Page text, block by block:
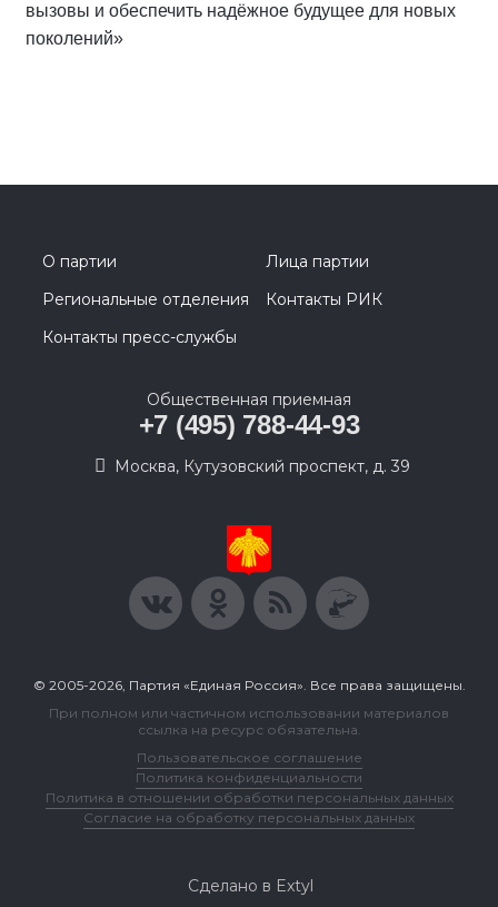
вызовы и обеспечить надёжное будущее для новых
поколений»
О партии
Лица партии
Региональные отделения
Контакты РИК
Контакты пресс-службы
Общественная приемная
+7 (495) 788-44-93
Москва, Кутузовский проспект, д. 39
© 2005-2026, Партия «Единая Россия». Все права защищены.
При полном или частичном использовании материалов
ссылка на ресурс обязательна.
Пользовательское соглашение
Политика конфиденциальности
Политика в отношении обработки персональных данных
Согласие на обработку персональных данных
Сделано в Extyl